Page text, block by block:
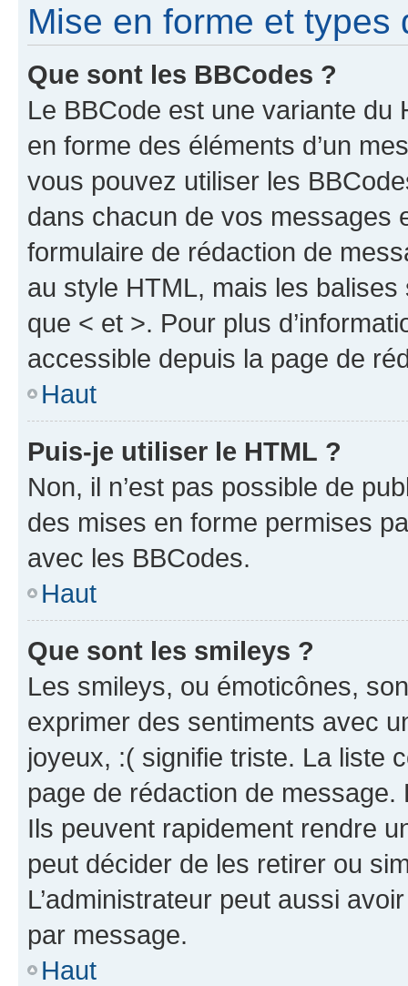
Mise en forme et types
Que sont les BBCodes ?
Le BBCode est une variante du
en forme des éléments d’un
vous pouvez utiliser les
dans chacun de vos messages
formulaire de rédaction de
au style HTML, mais les
que < et >. Pour plus
accessible depuis la page de
Haut
Puis-je utiliser le HTML ?
Non, il n’est pas possible de
des mises en forme permises
avec les BBCodes.
Haut
Que sont les smileys ?
Les smileys, ou émoticônes,
exprimer des sentiments avec
joyeux, :( signifie triste. La liste
page de rédaction de
Ils peuvent rapidement rendre
peut décider de les retirer ou
L’administrateur peut aussi
par message.
Haut